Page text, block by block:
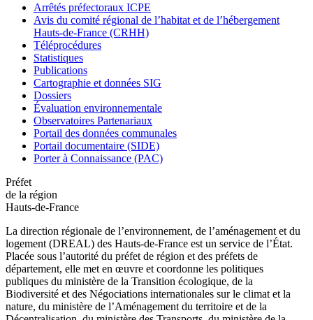
Arrêtés préfectoraux ICPE
Avis du comité régional de l’habitat et de l’hébergement
Hauts-de-France (CRHH)
Téléprocédures
Statistiques
Publications
Cartographie et données SIG
Dossiers
Évaluation environnementale
Observatoires Partenariaux
Portail des données communales
Portail documentaire (SIDE)
Porter à Connaissance (PAC)
Préfet
de la région
Hauts-de-France
La direction régionale de l’environnement, de l’aménagement et du
logement (DREAL) des Hauts-de-France est un service de l’État.
Placée sous l’autorité du préfet de région et des préfets de
département, elle met en œuvre et coordonne les politiques
publiques du ministère de la Transition écologique, de la
Biodiversité et des Négociations internationales sur le climat et la
nature, du ministère de l’Aménagement du territoire et de la